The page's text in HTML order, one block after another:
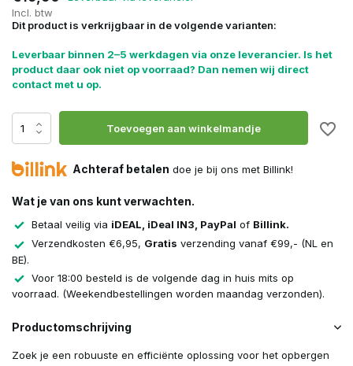
Incl. btw
Dit product is verkrijgbaar in de volgende varianten:
Leverbaar binnen 2–5 werkdagen via onze leverancier. Is het
product daar ook niet op voorraad? Dan nemen wij direct
contact met u op.
Toevoegen aan winkelmandje
Achteraf betalen doe je bij ons met Billink!
Wat je van ons kunt verwachten.
Betaal veilig via iDEAL, iDeal IN3, PayPal of Billink.
Verzendkosten €6,95, Gratis verzending vanaf €99,- (NL en
BE).
Voor 18:00 besteld is de volgende dag in huis mits op
voorraad. (Weekendbestellingen worden maandag verzonden).
Productomschrijving
Zoek je een robuuste en efficiënte oplossing voor het opbergen